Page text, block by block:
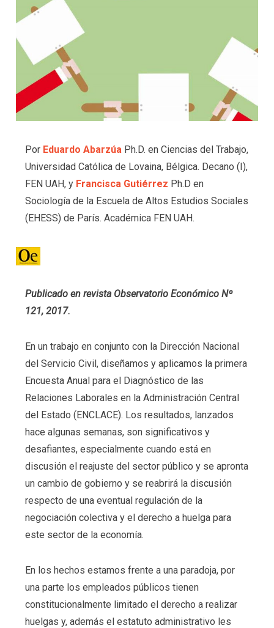
Por Eduardo AbarzúaPh.D. en Ciencias del Trabajo,
Universidad Católica de Lovaina, Bélgica. Decano (I),
FEN UAH, y Francisca Gutiérrez Ph.D en
Sociología de la Escuela de Altos Estudios Sociales
(EHESS) de París. Académica FEN UAH.
Publicado en revista Observatorio Económico Nº
121, 2017.
En un trabajo en conjunto con la Dirección Nacional
del Servicio Civil, diseñamos y aplicamos la primera
Encuesta Anual para el Diagnóstico de las
Relaciones Laborales en la Administración Central
del Estado (ENCLACE). Los resultados, lanzados
hace algunas semanas, son significativos y
desafiantes, especialmente cuando está en
discusión el reajuste del sector público y se apronta
un cambio de gobierno y se reabrirá la discusión
respecto de una eventual regulación de la
negociación colectiva y el derecho a huelga para
este sector de la economía.
En los hechos estamos frente a una paradoja, por
una parte los empleados públicos tienen
constitucionalmente limitado el derecho a realizar
huelgas y, además el estatuto administrativo les